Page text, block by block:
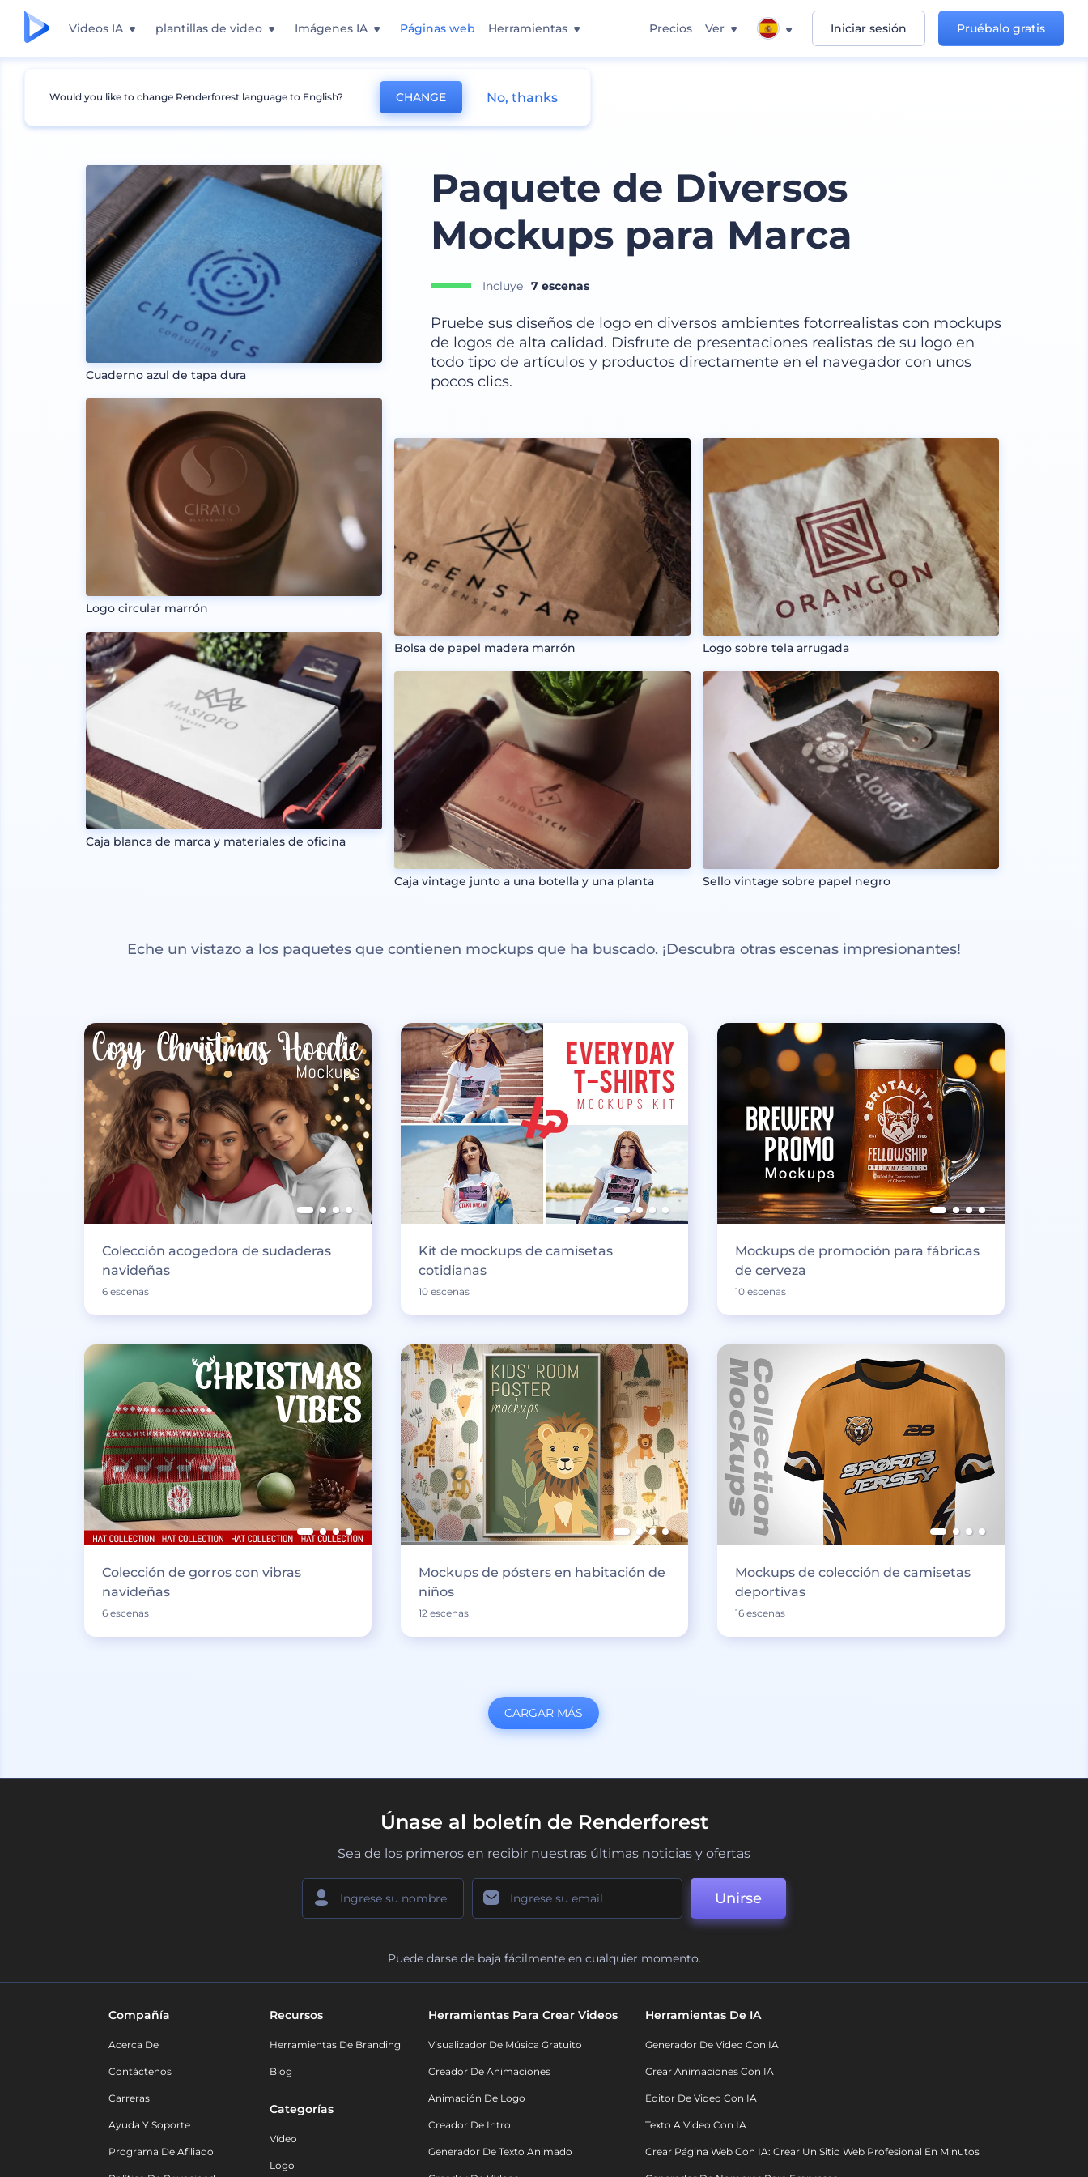
Videos IA plantillas de video Imágenes IA Páginas web Herramientas Precios Ver Iniciar sesión Pruébalo gratis
Mockups Marca Mockup de logo
Cuaderno azul de tapa dura
Logo circular marrón
Caja blanca de marca y materiales de oficina
Paquete de Diversos
Mockups para Marca
Incluye 7 escenas
Pruebe sus diseños de logo en diversos ambientes fotorrealistas con mockups
de logos de alta calidad. Disfrute de presentaciones realistas de su logo en
todo tipo de artículos y productos directamente en el navegador con unos
pocos clics.
Bolsa de papel madera marrón
Caja vintage junto a una botella y una planta
Logo sobre tela arrugada
Sello vintage sobre papel negro
Eche un vistazo a los paquetes que contienen mockups que ha buscado. ¡Descubra otras escenas impresionantes!
Colección acogedora de sudaderas
navideñas
6 escenas
Kit de mockups de camisetas
cotidianas
10 escenas
Mockups de promoción para fábricas
de cerveza
10 escenas
Colección de gorros con vibras
navideñas
6 escenas
Mockups de pósters en habitación de
niños
12 escenas
Mockups de colección de camisetas
deportivas
16 escenas
CARGAR MÁS
Únase al boletín de Renderforest
Sea de los primeros en recibir nuestras últimas noticias y ofertas
Unirse
Puede darse de baja fácilmente en cualquier momento.
Compañía
Acerca De
Contáctenos
Carreras
Ayuda Y Soporte
Programa De Afiliado
Recursos
Herramientas De Branding
Blog
Categorías
Vídeo
Logo
Herramientas Para Crear Videos
Visualizador De Música Gratuito
Creador De Animaciones
Animación De Logo
Creador De Intro
Generador De Texto Animado
Herramientas De IA
Generador De Video Con IA
Crear Animaciones Con IA
Editor De Video Con IA
Texto A Video Con IA
Crear Página Web Con IA: Crear Un Sitio Web Profesional En Minutos
Would you like to change Renderforest language to English? CHANGE No, thanks